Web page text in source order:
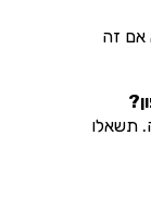
אם זה
תשאלו